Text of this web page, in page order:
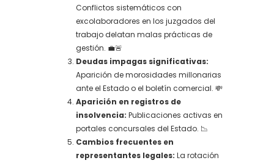
Conflictos sistemáticos con
excolaboradores en los juzgados del
trabajo delatan malas prácticas de
gestión. 💼🚨
Deudas impagas significativas:
Aparición de morosidades millonarias
ante el Estado o el boletín comercial. 💸
Aparición en registros de
insolvencia: Publicaciones activas en
portales concursales del Estado. 📉
Cambios frecuentes en
representantes legales: La rotación